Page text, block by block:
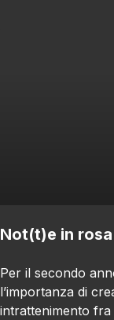
Not(t)e in rosa
Per il secondo
l’importanza di
intrattenimento fra